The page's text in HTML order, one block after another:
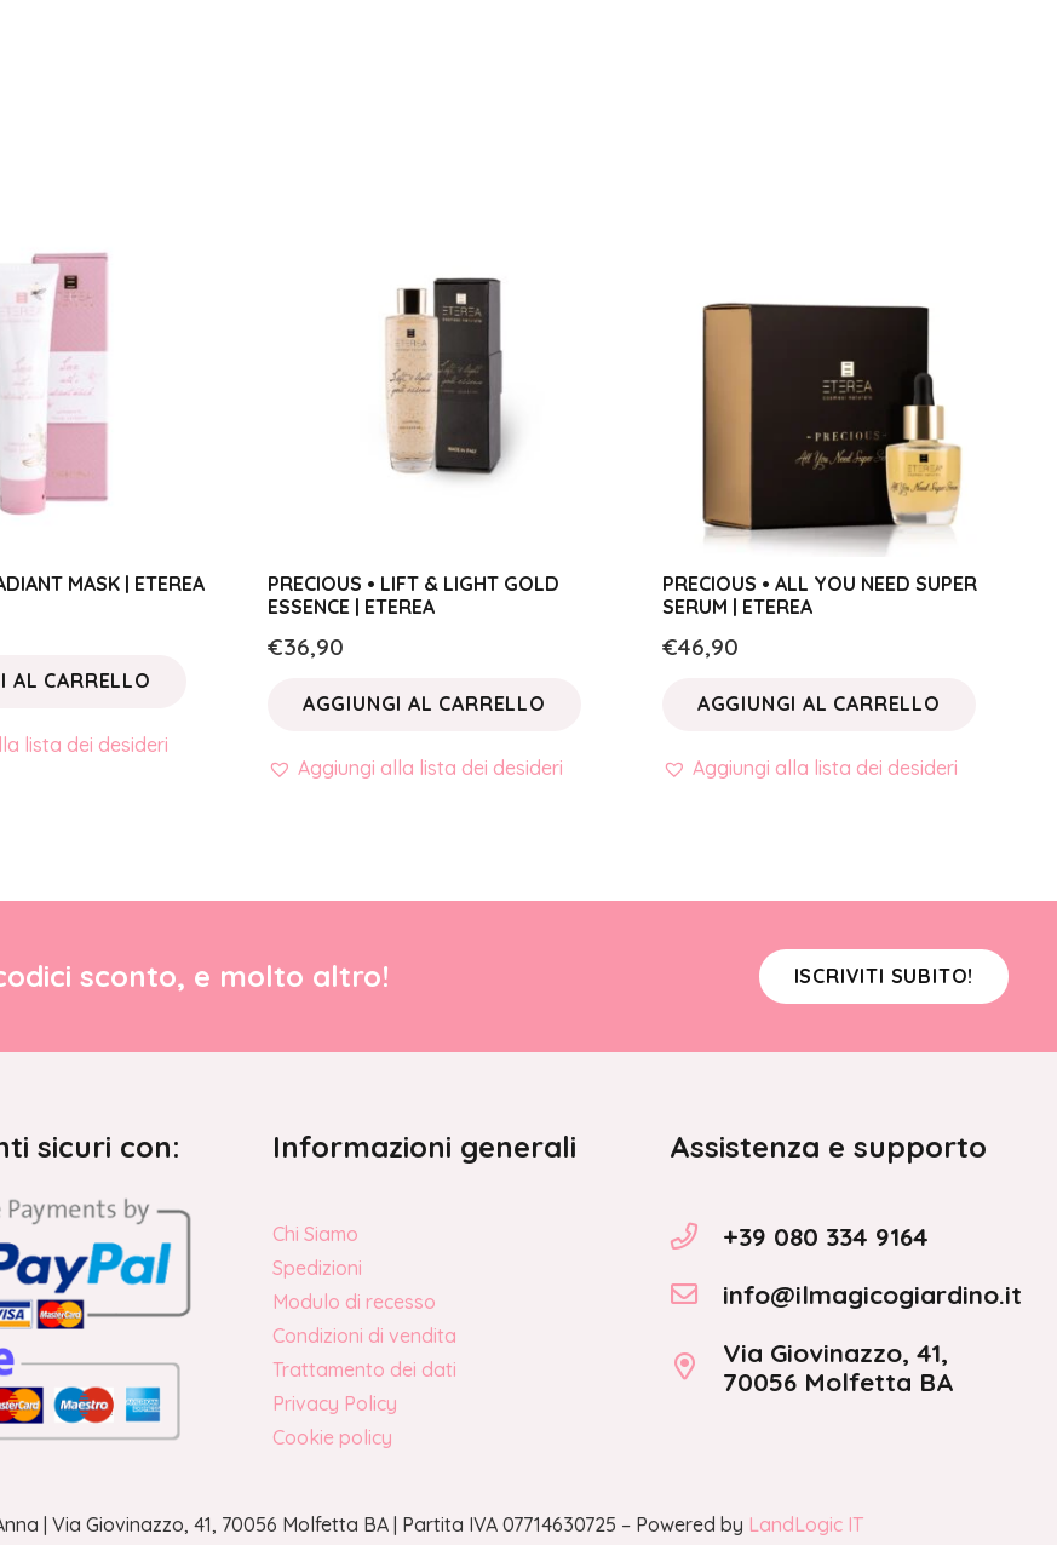
MASK | ETEREA
AL CARRELLO
lista dei desideri
PRECIOUS • LIFT & LIGHT GOLD
ESSENCE | ETEREA
€36,90
AGGIUNGI AL CARRELLO
Aggiungi alla lista dei desideri
PRECIOUS • ALL YOU NEED SUPER
SERUM | ETEREA
€46,90
AGGIUNGI AL CARRELLO
Aggiungi alla lista dei desideri
sconto, e molto altro! ISCRIVITI SUBITO!
sicuri con: Informazioni generali
Chi Siamo
Spedizioni
Modulo di recesso
Condizioni di vendita
Trattamento dei dati
Privacy Policy
Cookie policy
Assistenza e supporto
+39 080 334 9164
info@ilmagicogiardino.it
Via Giovinazzo, 41,
70056 Molfetta BA
| Via Giovinazzo, 41, 70056 Molfetta BA | Partita IVA 07714630725 – Powered by LandLogic IT